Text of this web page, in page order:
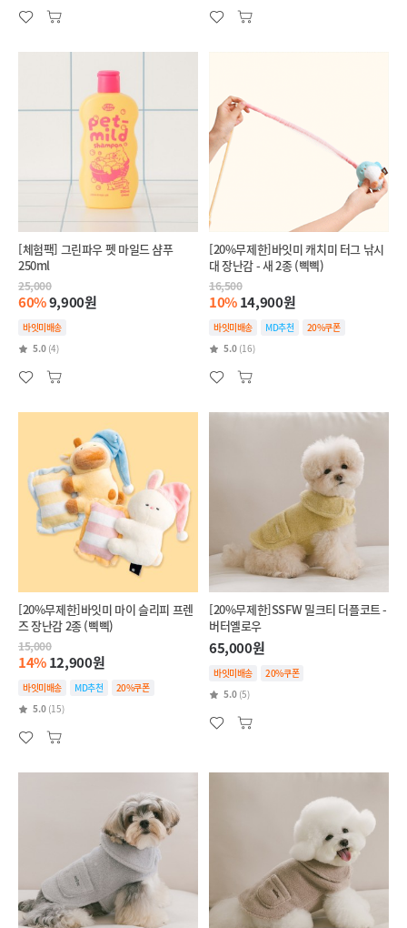
[체험팩] 그린파우 펫 마일드 샴푸
250ml
25,000
60%9,900원
바잇미배송
5.0 (4)
[20%무제한]바잇미 캐치미 터그 낚시
대 장난감 - 새 2종 (삑삑)
16,500
10%14,900원
바잇미배송 MD추천
20%쿠폰
5.0 (16)
[20%무제한]바잇미 마이 슬리피 프렌
즈 장난감 2종 (삑삑)
15,000
14%12,900원
바잇미배송 MD추천
20%쿠폰
5.0 (15)
[20%무제한]SSFW 밀크티 더플코트 -
버터옐로우
65,000원
바잇미배송
20%쿠폰
5.0 (5)